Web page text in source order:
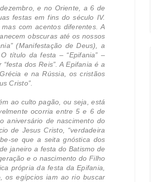
e no Oriente, a 6 de
festas em fins do século IV.
com acentos diferentes. A
obscuras até os nossos
(Manifestação de Deus), a
título da festa – “Epifania” –
dos Reis”. A Epifania é a
e na Rússia, os cristãos
Cristo”.
ao culto pagão, ou seja, está
ocorria entre 5 e 6 de
aniversário de nascimento do
de Jesus Cristo, “verdadeira
se que a seita gnóstica dos
janeiro a festa do Batismo de
e o nascimento do Filho
própria da festa da Epifania,
os egípcios iam ao rio buscar